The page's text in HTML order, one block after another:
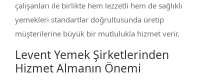
çalışanları ile birlikte hem lezzetli hem de sağlıklı
yemekleri standartlar doğrultusunda üretip
müşterilerine büyük bir mutlulukla hizmet verir.
Levent Yemek Şirketlerinden
Hizmet Almanın Önemi